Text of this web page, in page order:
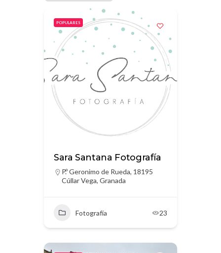
POPULARES
Sara Santana Fotografía
P.º Geronimo de Rueda, 18195
Cúllar Vega, Granada
Fotografía 23